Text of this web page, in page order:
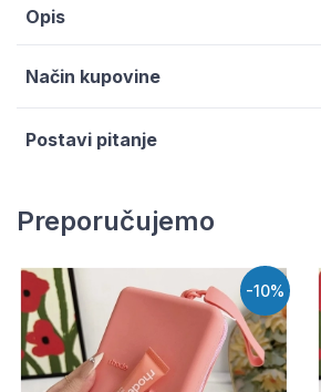
Opis
Način kupovine
Postavi pitanje
Preporučujemo
-10%